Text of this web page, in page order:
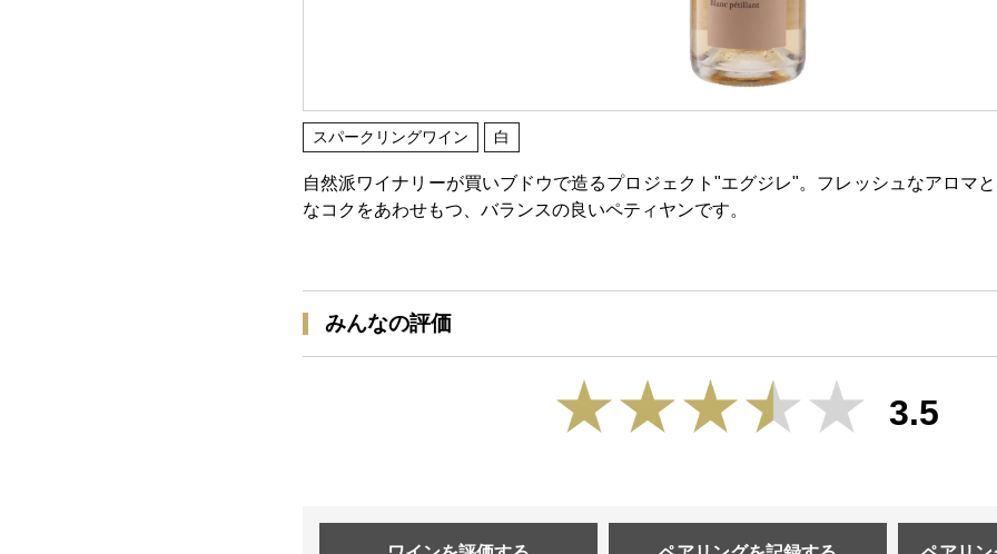
スパークリングワイン 白
自然派ワイナリーが買いブドウで造るプロジェクト"エグジレ"。フレッシュなアロマ
なコクをあわせもつ、バランスの良いペティヤンです。
みんなの評価
3.5